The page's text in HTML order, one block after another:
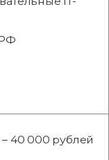
– 40 000 рублей